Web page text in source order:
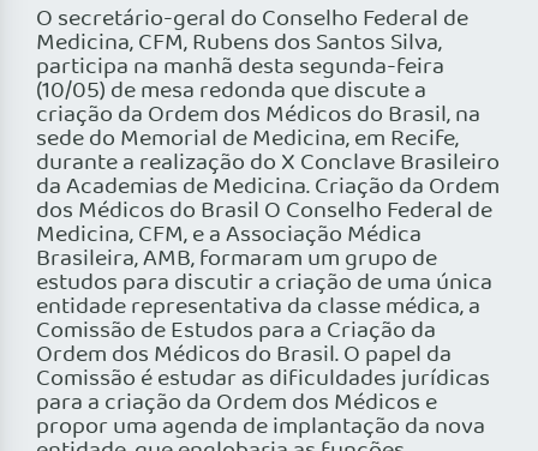
O secretário-geral do Conselho Federal de
Medicina, CFM, Rubens dos Santos Silva,
participa na manhã desta segunda-feira
(10/05) de mesa redonda que discute a
criação da Ordem dos Médicos do Brasil, na
sede do Memorial de Medicina, em Recife,
durante a realização do X Conclave Brasileiro
da Academias de Medicina. Criação da Ordem
dos Médicos do Brasil O Conselho Federal de
Medicina, CFM, e a Associação Médica
Brasileira, AMB, formaram um grupo de
estudos para discutir a criação de uma única
entidade representativa da classe médica, a
Comissão de Estudos para a Criação da
Ordem dos Médicos do Brasil. O papel da
Comissão é estudar as dificuldades jurídicas
para a criação da Ordem dos Médicos e
propor uma agenda de implantação da nova